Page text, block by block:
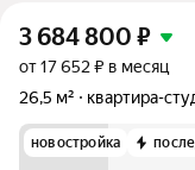
3 684 800 ₽
от 17 652 ₽ в месяц
26,5 м²
квартира-
новостройка